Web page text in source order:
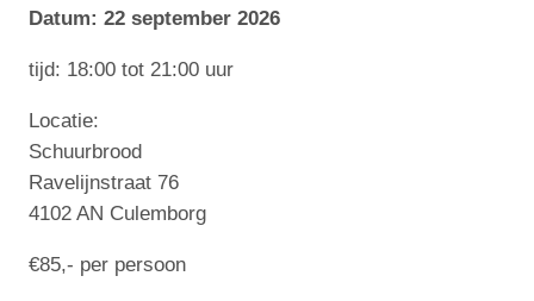
p
2
m
Datum: 22 september 2026
tijd: 18:00 tot 21:00 uur
Locatie:
Schuurbrood
Ravelijnstraat 76
4102 AN Culemborg
€85,- per persoon